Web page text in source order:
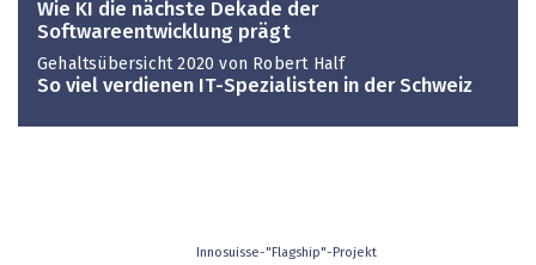
Wie KI die nächste Dekade der
Softwareentwicklung prägt
Gehaltsübersicht 2020 von Robert Half
So viel verdienen IT-Spezialisten in der Schweiz
Innosuisse-"Flagship"-Projekt